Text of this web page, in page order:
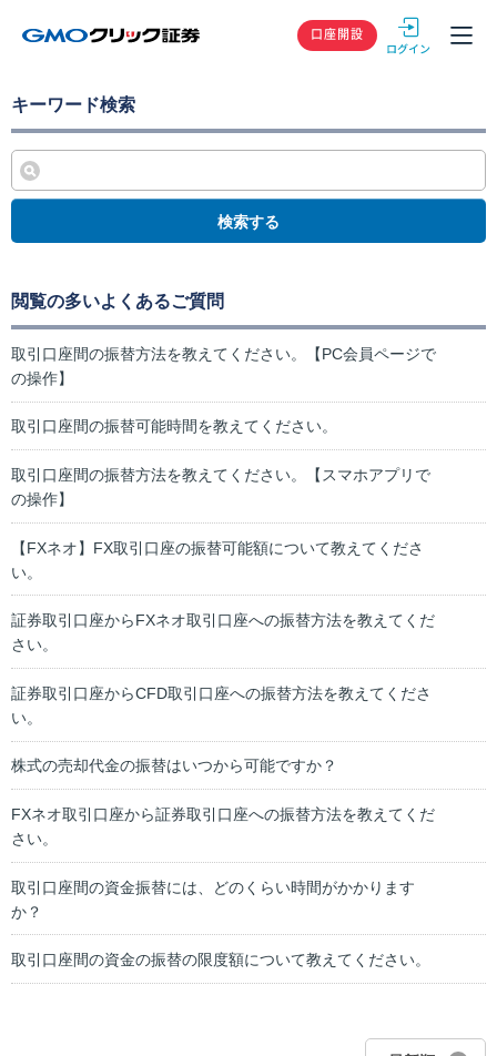
GMOクリック
口座開設
キーワード検索
検索する
閲覧の多いよくあるご質問
取引口座間の振替方法を教えてください。【PC会員ページで
の操作】
取引口座間の振替可能時間を教えてください。
取引口座間の振替方法を教えてください。【スマホアプリで
の操作】
【FXネオ】FX取引口座の振替可能額について教えてくださ
い。
証券取引口座からFXネオ取引口座への振替方法を教えてくだ
さい。
証券取引口座からCFD取引口座への振替方法を教えてくださ
い。
株式の売却代金の振替はいつから可能ですか？
FXネオ取引口座から証券取引口座への振替方法を教えてくだ
さい。
取引口座間の資金振替には、どのくらい時間がかかります
か？
取引口座間の資金の振替の限度額について教えてください。